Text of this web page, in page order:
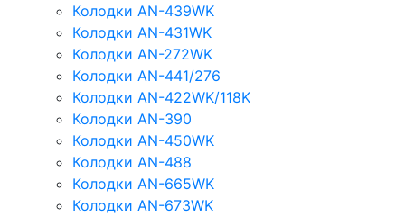
Колодки AN-439WK
Колодки AN-431WK
Колодки AN-272WK
Колодки AN-441/276
Колодки AN-422WK/118K
Колодки AN-390
Колодки AN-450WK
Колодки AN-488
Колодки AN-665WK
Колодки AN-673WK